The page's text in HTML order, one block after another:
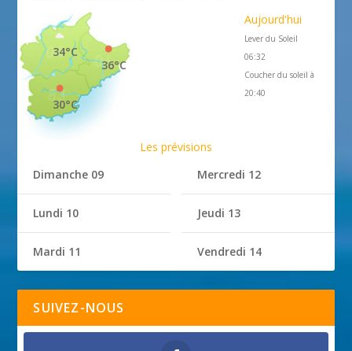
36°C
34°C
30°C
Aujourd'hui
Lever du Soleil
06:32
Coucher du soleil à
20:40
Les prévisions
Dimanche 09
Lundi 10
Mardi 11
Mercredi 12
Jeudi 13
Vendredi 14
SUIVEZ-NOUS